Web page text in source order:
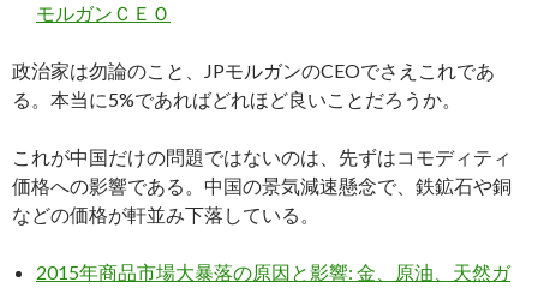
モルガンＣＥＯ
政治家は勿論のこと、JPモルガンのCEOでさえこれであ
る。本当に5%であればどれほど良いことだろうか。
これが中国だけの問題ではないのは、先ずはコモディティ
価格への影響である。中国の景気減速懸念で、鉄鉱石や銅
などの価格が軒並み下落している。
2015年商品市場大暴落の原因と影響: 金、原油、天然ガ